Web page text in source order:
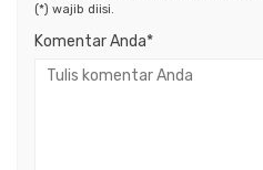
(*) wajib diisi.
Komentar Anda*